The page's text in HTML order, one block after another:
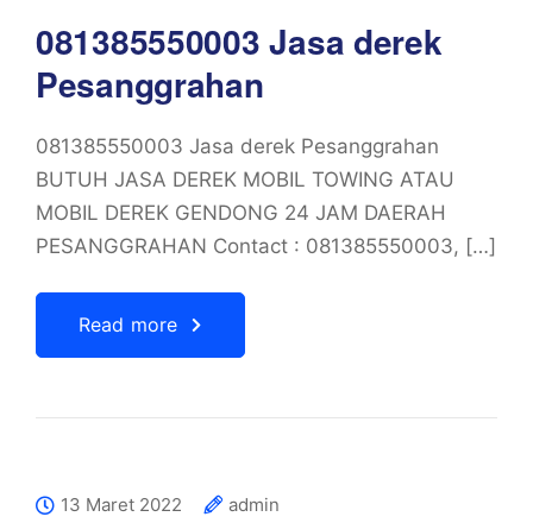
081385550003 Jasa derek
Pesanggrahan
081385550003 Jasa derek Pesanggrahan
BUTUH JASA DEREK MOBIL TOWING ATAU
MOBIL DEREK GENDONG 24 JAM DAERAH
PESANGGRAHAN Contact : 081385550003, […]
Read more
13 Maret 2022
admin